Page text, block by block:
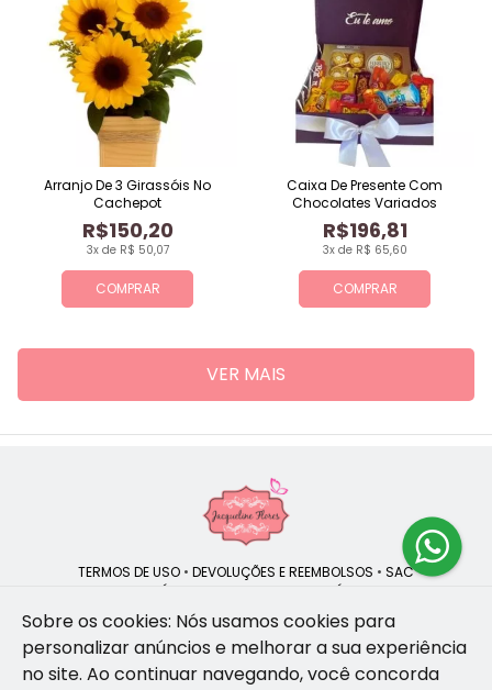
COMPRAR
3x de R$ 50,07
R$150,20
Arranjo De 3 Girassóis No
Cachepot
COMPRAR
3x de R$ 65,60
R$196,81
Caixa De Presente Com
Chocolates Variados
VER MAIS
TERMOS DE USO • DEVOLUÇÕES E REEMBOLSOS • SAC
POLÍTICA DE PRIVACIDADE POLÍTICA DE COOKIES
Jacqueline Flores | CNPJ: 47.335.418/0001-13
Sobre os cookies: Nós usamos cookies para
personalizar anúncios e melhorar a sua experiência
no site. Ao continuar navegando, você concorda